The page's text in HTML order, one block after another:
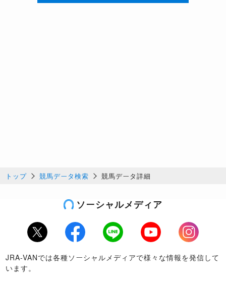
トップ 競馬データ検索 競馬データ詳細
ソーシャルメディア
Twitter Facebook LINE Youtube
Instagram
JRA-VANでは各種ソーシャルメディアで様々な情報を発信して
います。